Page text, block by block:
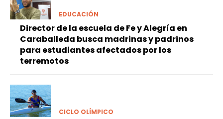
EDUCACIÓN
Director de la escuela de Fe y Alegría en
Caraballeda busca madrinas y padrinos
para estudiantes afectados por los
terremotos
CICLO OLÍMPICO